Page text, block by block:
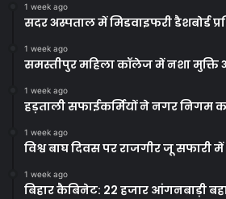
1 week ago
सदर अस्पताल में मिडवाइफरी डैशबोर्ड
1 week ago
समस्तीपुर महिला कॉलेज में नशा मुक्ति
1 week ago
हड़ताली सफाईकर्मियों ने नगर निगम
1 week ago
विश्व बाघ दिवस पर राजगीर जू सफारी
1 week ago
बिहार कैबिनेट: 22 हजार आंगनबाड़ी